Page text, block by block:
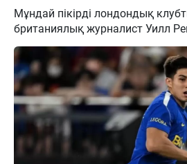
Мұндай пікірді лондондық
британиялық журналист Уилл